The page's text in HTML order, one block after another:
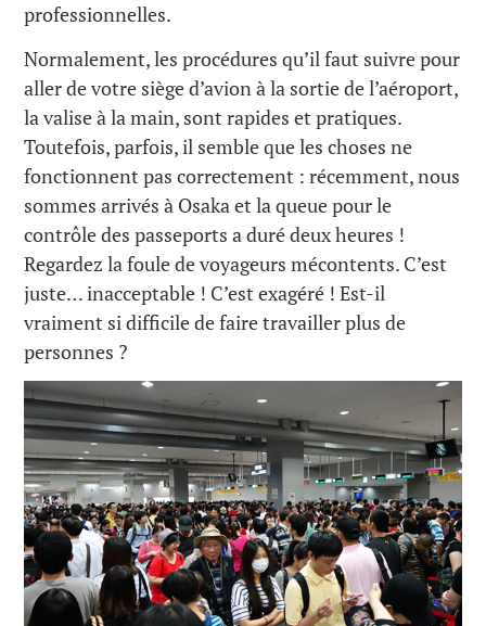
professionnelles.
Normalement, les procédures qu’il faut suivre pour
aller de votre siège d’avion à la sortie de l’aéroport,
la valise à la main, sont rapides et pratiques.
Toutefois, parfois, il semble que les choses ne
fonctionnent pas correctement : récemment, nous
sommes arrivés à Osaka et la queue pour le
contrôle des passeports a duré deux heures !
Regardez la foule de voyageurs mécontents. C’est
juste… inacceptable ! C’est exagéré ! Est-il
vraiment si difficile de faire travailler plus de
personnes ?